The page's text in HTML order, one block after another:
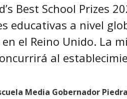
Best School Prizes
educativas a nivel
el Reino Unido. La
al
Media Gobernador